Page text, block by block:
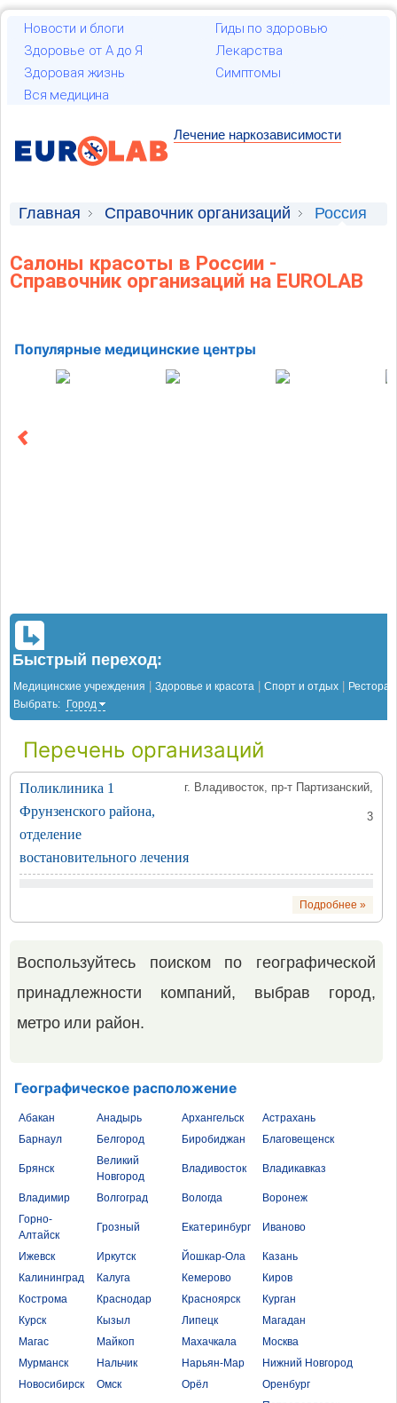
Новости и блоги
Гиды по здоровью
Здоровье от А до Я
Лекарства
Здоровая жизнь
Симптомы
Вся медицина
Лечение наркозависимости
Главная Справочник организаций Россия
Салоны красоты в России -
Справочник организаций на EUROLAB
Популярные медицинские центры
Быстрый переход:
Медицинские учреждения Здоровье и красота Спорт и отдых
Выбрать:
Город
Перечень организаций
г. Владивосток, пр-т Партизанский,
3
Поликлиника 1
Фрунзенского района,
отделение
востановительного лечения
Подробнее »
Воспользуйтесь поиском по географической
принадлежности компаний, выбрав город,
метро или район.
Географическое расположение
Абакан Анадырь Архангельск
Астрахань
Барнаул
Белгород Биробиджан Благовещенск
Брянск
Великий
Новгород
Владивосток Владикавказ
Владимир Волгоград Вологда
Воронеж
Горно-
Алтайск
Грозный Екатеринбург Иваново
Ижевск Иркутск Йошкар-Ола
Казань
Калининград
Калуга Кемерово
Киров
Кострома
Краснодар Красноярск
Курган
Курск
Кызыл Липецк
Магадан
Магас
Майкоп Махачкала
Москва
Мурманск
Нальчик Нарьян-Мар
Нижний Новгород
Новосибирск
Омск Орёл Оренбург